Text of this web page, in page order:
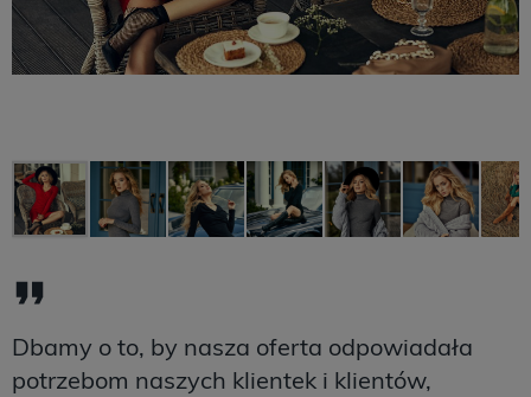
Dbamy o to, by nasza oferta odpowiadała
potrzebom naszych klientek i klientów,